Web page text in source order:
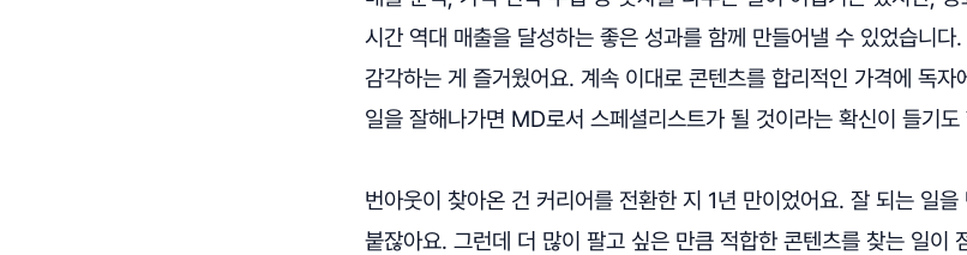
시간 역대 매출을 달성하는 좋은 성과를 함께 만들어낼 수 있었습니
감각하는 게 즐거웠어요. 계속 이대로 콘텐츠를 합리적인 가격에 독자
일을 잘해나가면 MD로서 스페셜리스트가 될 것이라는 확신이 들기도
번아웃이 찾아온 건 커리어를 전환한 지 1년 만이었어요. 잘 되는 일
붙잖아요. 그런데 더 많이 팔고 싶은 만큼 적합한 콘텐츠를 찾는 일이